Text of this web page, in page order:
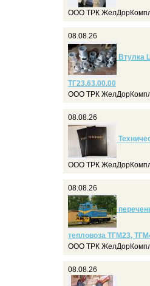
ООО ТРК
08.08.26
Втулка
ТГ23.63.00.00
ООО ТРК
08.08.26
ООО ТРК
08.08.26
тепловоза ТГМ23,
ООО ТРК
08.08.26